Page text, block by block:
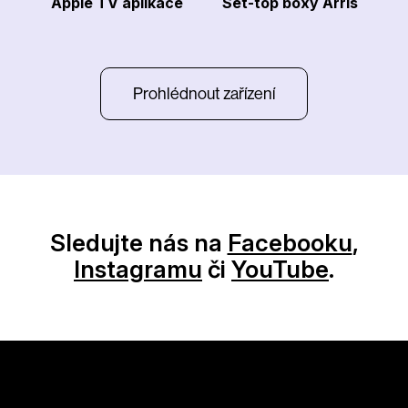
Prohlédnout zařízení
Sledujte nás na Facebooku,
Instagramu či YouTube.